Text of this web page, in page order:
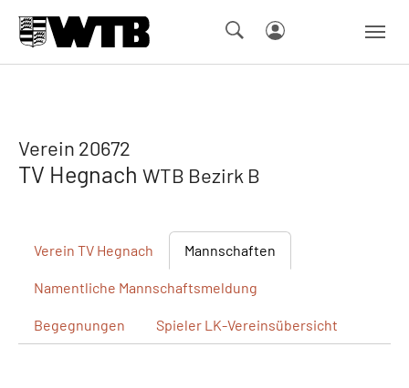
Verein 20672
TV Hegnach WTB Bezirk B
Verein TV Hegnach Mannschaften
Namentliche Mannschaftsmeldung
Begegnungen Spieler LK-Vereinsübersicht